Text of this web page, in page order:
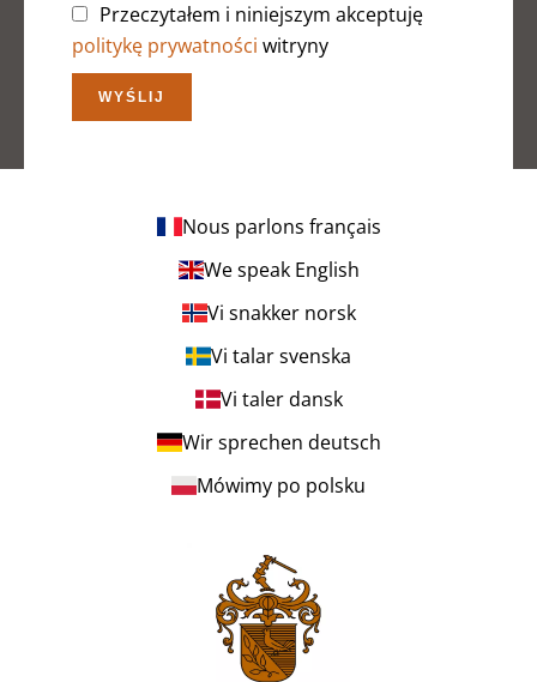
Przeczytałem i niniejszym akceptuję
politykę prywatności witryny
WYŚLIJ
Nous parlons français
We speak English
Vi snakker norsk
Vi talar svenska
Vi taler dansk
Wir sprechen deutsch
Mówimy po polsku